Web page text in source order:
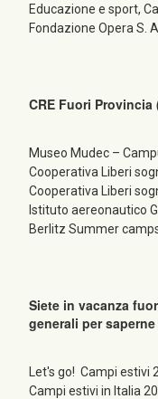
Educazione e sport,
Fondazione Opera S.
CRE Fuori
Museo Mudec –
Cooperativa Liberi
Cooperativa Liberi
Istituto aereonautico
Berlitz Summer
Siete in vacanza
generali per
Let's go!  Campi
Campi estivi in Italia